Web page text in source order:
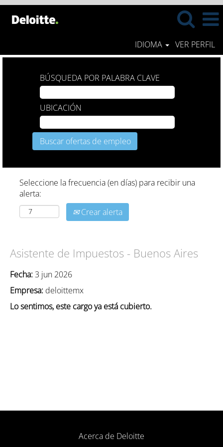
IDIOMA VER PERFIL
BÚSQUEDA POR PALABRA CLAVE
UBICACIÓN
Seleccione la frecuencia (en días) para recibir una
alerta:
Crear alerta
Asistente de Impuestos - Buenos Aires
Fecha:3 jun 2026
Empresa: deloittemx
Lo sentimos, este cargo ya está cubierto.
Acerca de Deloitte